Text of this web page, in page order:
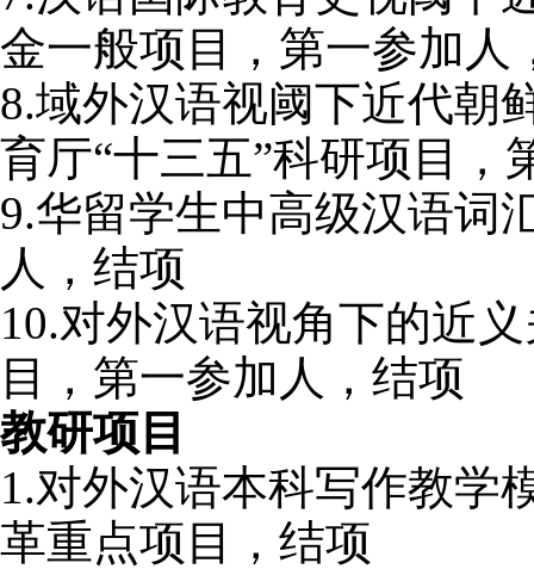
金一般项目，第一参加人
8.域外汉语视阈下近代朝
育厅“十三五”科研项目，
9.华留学生中高级汉语词
人，结项
10.对外汉语视角下的近
目，第一参加人，结项
教研项目
1.对外汉语本科写作教学
革重点项目，结项